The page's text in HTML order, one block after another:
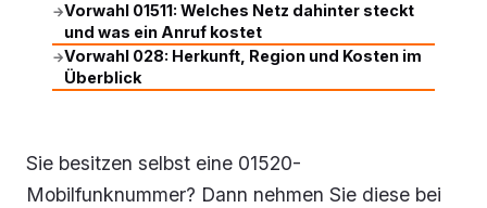
→Vorwahl 01511: Welches Netz dahinter steckt
und was ein Anruf kostet
→Vorwahl 028: Herkunft, Region und Kosten im
Überblick
Sie besitzen selbst eine 01520-
Mobilfunknummer? Dann nehmen Sie diese bei